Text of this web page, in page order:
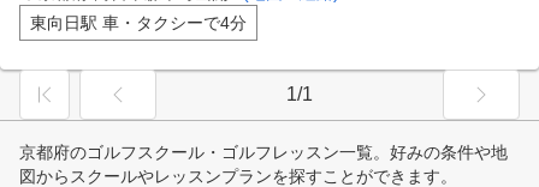
東向日駅 車・タクシーで4分
1/1
京都府のゴルフスクール・ゴルフレッスン一覧。好みの条件や地
図からスクールやレッスンプランを探すことができます。